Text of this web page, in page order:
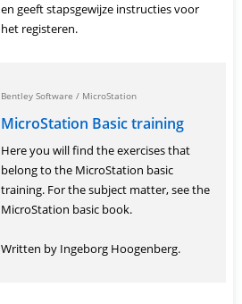
en geeft stapsgewijze instructies voor
het registeren.
Bentley Software / MicroStation
MicroStation Basic training
Here you will find the exercises that
belong to the MicroStation basic
training. For the subject matter, see the
MicroStation basic book.
Written by Ingeborg Hoogenberg.